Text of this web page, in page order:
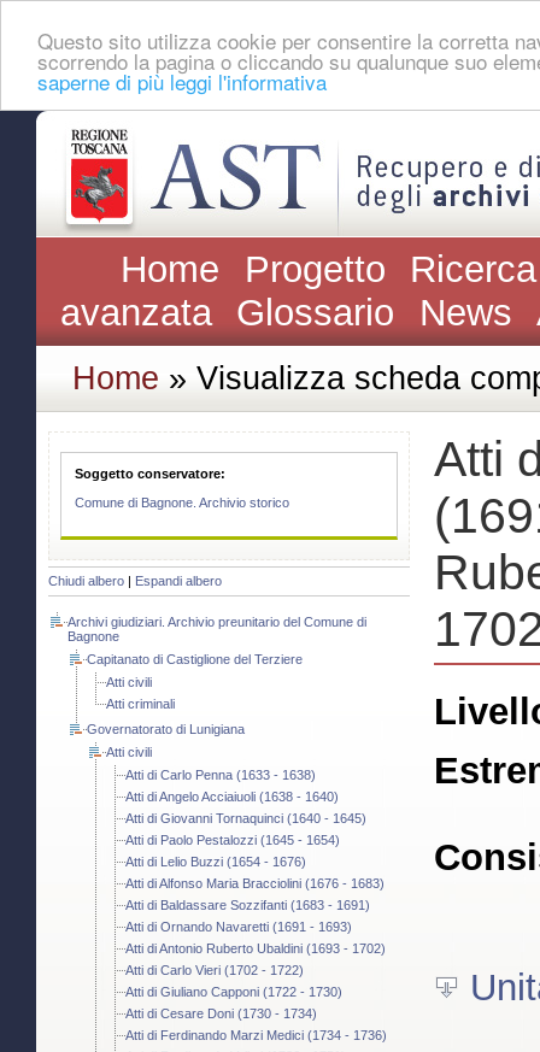
Questo sito utilizza cookie per consentire la corretta
scorrendo la pagina o cliccando su qualunque suo
saperne di più leggi l'informativa
Home Progetto
avanzata Glossario News
Home » Visualizza scheda
Soggetto conservatore:
Comune di Bagnone. Archivio storico
Chiudi albero Espandi albero
Archivi giudiziari. Archivio preunitario del Comune di
Bagnone
Capitanato di Castiglione del Terziere
Atti civili
Atti criminali
Governatorato di Lunigiana
Atti civili
Atti di Carlo Penna (1633 - 1638)
Atti di Angelo Acciaiuoli (1638 - 1640)
Atti di Giovanni Tornaquinci (1640 - 1645)
Atti di Paolo Pestalozzi (1645 - 1654)
Atti di Lelio Buzzi (1654 - 1676)
Atti di Alfonso Maria Bracciolini (1676 - 1683)
Atti di Baldassare Sozzifanti (1683 - 1691)
Atti di Ornando Navaretti (1691 - 1693)
Atti di Antonio Ruberto Ubaldini (1693 - 1702)
Atti di Carlo Vieri (1702 - 1722)
Atti di Giuliano Capponi (1722 - 1730)
Atti di Cesare Doni (1730 - 1734)
Atti di Ferdinando Marzi Medici (1734 - 1736)
Atti